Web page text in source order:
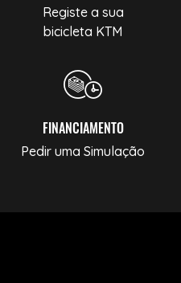
Registe a sua
bicicleta KTM
FINANCIAMENTO
Pedir uma Simulação